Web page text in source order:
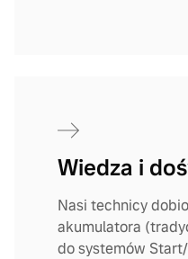
Wiedza i
Nasi technicy
akumulatora
do systemów